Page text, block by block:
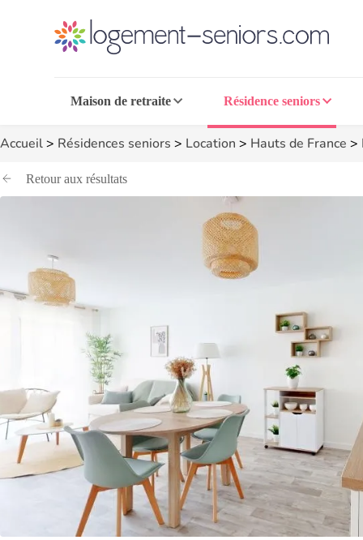
Maison de retraite Résidence seniors
Accueil> Résidences seniors > Location > Hauts de France >
Retour aux résultats